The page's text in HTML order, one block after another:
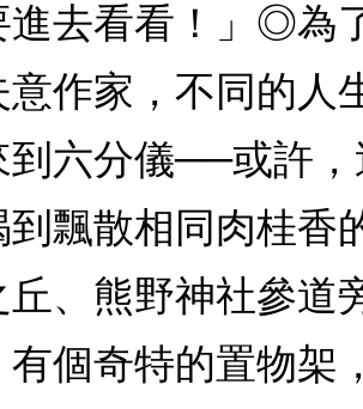
進去看看！」◎為
意作家，不同的
到六分儀──或許
飄散相同肉桂香
丘、熊野神社參道
有個奇特的置物架